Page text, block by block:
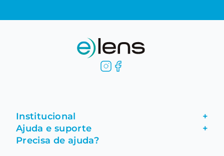
Institucional +
Fale conosco
Ajuda e suporte +
Precisa de ajuda?